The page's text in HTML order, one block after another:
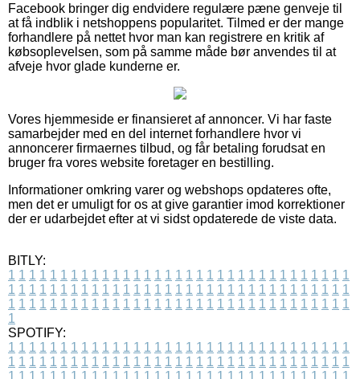
Facebook bringer dig endvidere regulære pæne genveje til
at få indblik i netshoppens popularitet. Tilmed er der mange
forhandlere på nettet hvor man kan registrere en kritik af
købsoplevelsen, som på samme måde bør anvendes til at
afveje hvor glade kunderne er.
Vores hjemmeside er finansieret af annoncer. Vi har faste
samarbejder med en del internet forhandlere hvor vi
annoncerer firmaernes tilbud, og får betaling forudsat en
bruger fra vores website foretager en bestilling.
Informationer omkring varer og webshops opdateres ofte,
men det er umuligt for os at give garantier imod korrektioner
der er udarbejdet efter at vi sidst opdaterede de viste data.
BITLY:
1 1 1 1 1 1 1 1 1 1 1 1 1 1 1 1 1 1 1 1 1 1 1 1 1 1 1 1 1 1 1 1 1
1 1 1 1 1 1 1 1 1 1 1 1 1 1 1 1 1 1 1 1 1 1 1 1 1 1 1 1 1 1 1 1 1
1 1 1 1 1 1 1 1 1 1 1 1 1 1 1 1 1 1 1 1 1 1 1 1 1 1 1 1 1 1 1 1 1
1
SPOTIFY:
1 1 1 1 1 1 1 1 1 1 1 1 1 1 1 1 1 1 1 1 1 1 1 1 1 1 1 1 1 1 1 1 1
1 1 1 1 1 1 1 1 1 1 1 1 1 1 1 1 1 1 1 1 1 1 1 1 1 1 1 1 1 1 1 1 1
1 1 1 1 1 1 1 1 1 1 1 1 1 1 1 1 1 1 1 1 1 1 1 1 1 1 1 1 1 1 1 1 1